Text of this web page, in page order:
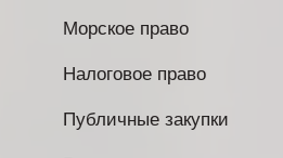
Морское право
Налоговое право
Публичные закупки